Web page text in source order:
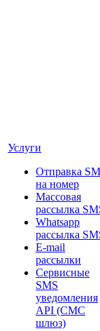
Услуги
Отправка
на номер
Массовая
рассылка
Whatsapp
рассылка
E-mail
рассылки
Сервисные
SMS
уведомления
API (СМС
шлюз)